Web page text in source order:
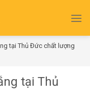
tại Thủ Đức chất lượng
tại Thủ